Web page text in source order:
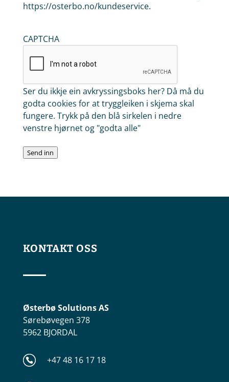
https://osterbo.no/kundeservice.
CAPTCHA
Ser du ikkje ein avkryssingsboks her? Då må du
godta cookies for at tryggleiken i skjema skal
fungere. Trykk på den blå sirkelen i nedre
venstre hjørnet og "godta alle"
Send inn
KONTAKT OSS
Østerbø Solutions AS
Sørebøvegen 378
5962 BJORDAL
+47 48 16 17 18